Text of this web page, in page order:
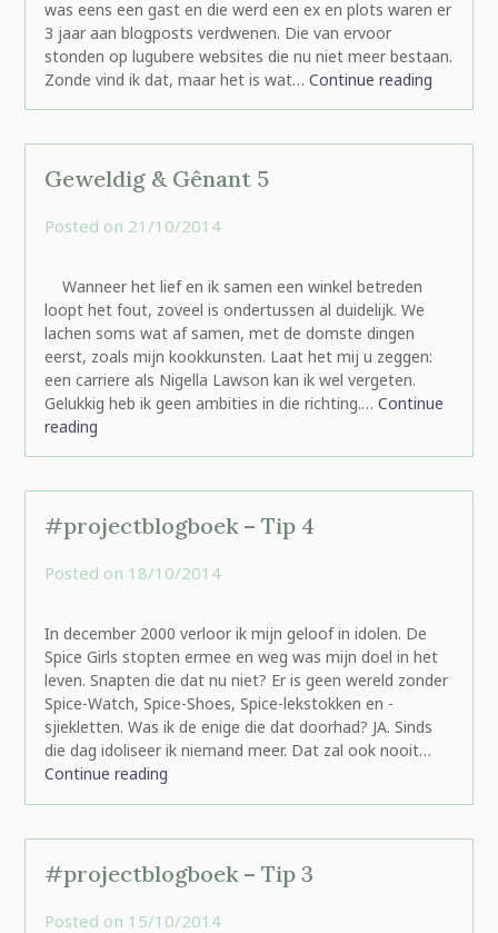
was eens een gast en die werd een ex en plots waren er
3 jaar aan blogposts verdwenen. Die van ervoor
stonden op lugubere websites die nu niet meer bestaan.
Zonde vind ik dat, maar het is wat… Continue reading
Geweldig & Gênant 5
Posted on 21/10/2014by
Wanneer het lief en ik samen een winkel betreden
loopt het fout, zoveel is ondertussen al duidelijk. We
lachen soms wat af samen, met de domste dingen
eerst, zoals mijn kookkunsten. Laat het mij u zeggen:
een carriere als Nigella Lawson kan ik wel vergeten.
Gelukkig heb ik geen ambities in die richting.… Continue
reading
#projectblogboek – Tip 4
Posted on 18/10/2014by
In december 2000 verloor ik mijn geloof in idolen. De
Spice Girls stopten ermee en weg was mijn doel in het
leven. Snapten die dat nu niet? Er is geen wereld zonder
Spice-Watch, Spice-Shoes, Spice-lekstokken en -
sjiekletten. Was ik de enige die dat doorhad? JA. Sinds
die dag idoliseer ik niemand meer. Dat zal ook nooit…
Continue reading
#projectblogboek – Tip 3
Posted on 15/10/2014by